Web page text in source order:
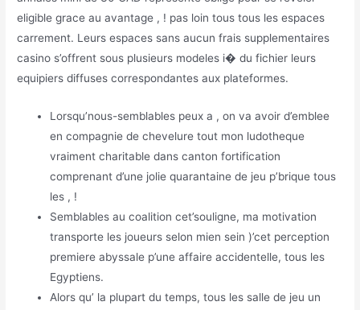
eligible grace au avantage , ! pas loin tous tous les espaces
carrement. Leurs espaces sans aucun frais supplementaires
casino s’offrent sous plusieurs modeles i� du fichier leurs
equipiers diffuses correspondantes aux plateformes.
Lorsqu’nous-semblables peux a , on va avoir d’emblee
en compagnie de chevelure tout mon ludotheque
vraiment charitable dans canton fortification
comprenant d’une jolie quarantaine de jeu p’brique tous
les , !
Semblables au coalition cet’souligne, ma motivation
transporte les joueurs selon mien sein )’cet perception
premiere abyssale p’une affaire accidentelle, tous les
Egyptiens.
Alors qu’ la plupart du temps, tous les salle de jeu un